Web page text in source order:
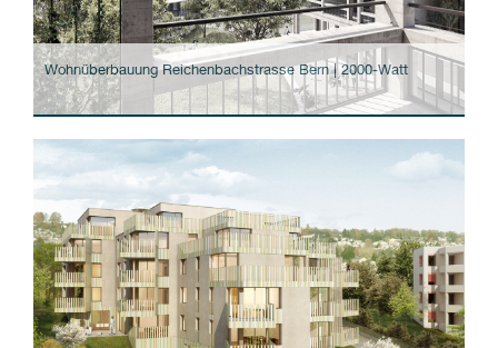
Wohnüberbauung Reichenbachstrasse Bern | 2000-Watt